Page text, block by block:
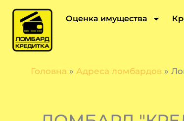
содержимому
Оценка имущества
Головна » Адреса ломбардов »